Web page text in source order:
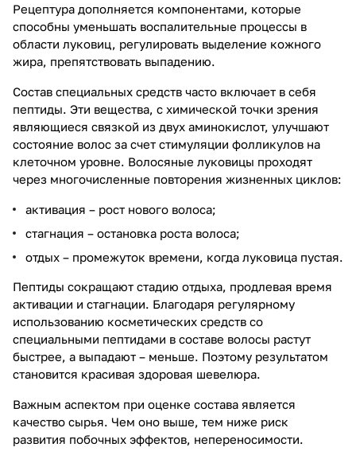
Рецептура дополняется компонентами, которые
способны уменьшать воспалительные процессы в
области луковиц, регулировать выделение кожного
жира, препятствовать выпадению.
Состав специальных средств часто включает в себя
пептиды. Эти вещества, с химической точки зрения
являющиеся связкой из двух аминокислот, улучшают
состояние волос за счет стимуляции фолликулов на
клеточном уровне. Волосяные луковицы проходят
через многочисленные повторения жизненных циклов:
активация – рост нового волоса;
стагнация – остановка роста волоса;
отдых – промежуток времени, когда луковица пустая.
Пептиды сокращают стадию отдыха, продлевая время
активации и стагнации. Благодаря регулярному
использованию косметических средств со
специальными пептидами в составе волосы растут
быстрее, а выпадают – меньше. Поэтому результатом
становится красивая здоровая шевелюра.
Важным аспектом при оценке состава является
качество сырья. Чем оно выше, тем ниже риск
развития побочных эффектов, непереносимости.